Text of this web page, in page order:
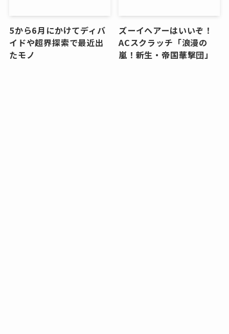
5から6月にかけてディバ
イドや超界探索で最近出
たモノ
ズーイヘアーはいいぞ！
ACスクラッチ「浪漫の
嵐！新生・帝国華撃団」